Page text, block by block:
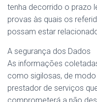
tenha decorrido o prazo
provas às quais os
possam estar
A segurança dos Dados
As informações
como sigilosas, de
prestador de serviços